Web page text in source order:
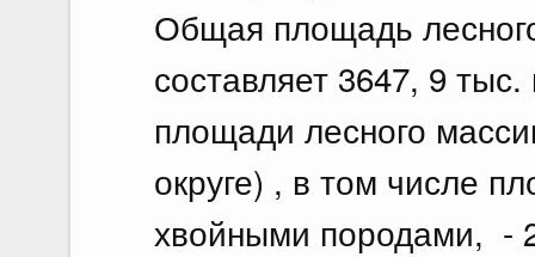
Общая площадь
составляет 3647, 9
площади лесного
округе) , в том числе
хвойными породами, -